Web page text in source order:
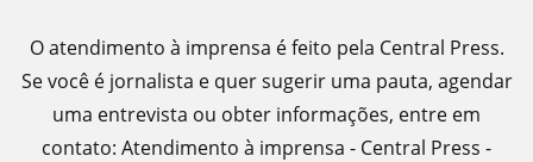
O atendimento à imprensa é feito pela Central Press.
Se você é jornalista e quer sugerir uma pauta, agendar
uma entrevista ou obter informações, entre em
contato: Atendimento à imprensa - Central Press -